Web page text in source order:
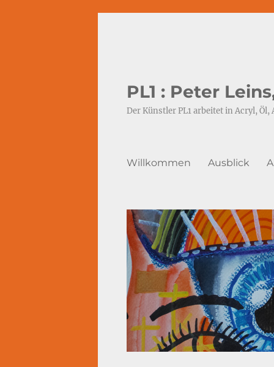
PL1 : Peter
Der Künstler PL1 arbeitet in Acryl, Öl,
Willkommen Ausblick